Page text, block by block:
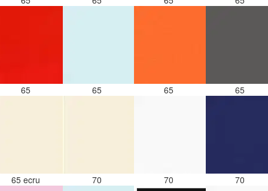
65 65 65 65
65 ecru 70 70 70